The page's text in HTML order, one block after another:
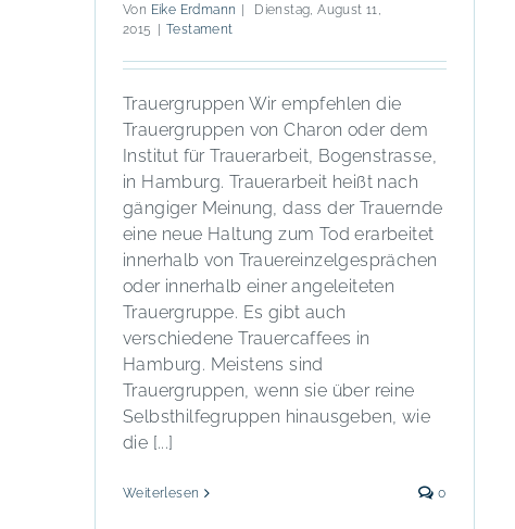
Von Eike Erdmann
Dienstag, August 11,
2015
Testament
Trauergruppen Wir empfehlen die
Trauergruppen von Charon oder dem
Institut für Trauerarbeit, Bogenstrasse,
in Hamburg. Trauerarbeit heißt nach
gängiger Meinung, dass der Trauernde
eine neue Haltung zum Tod erarbeitet
innerhalb von Trauereinzelgesprächen
oder innerhalb einer angeleiteten
Trauergruppe. Es gibt auch
verschiedene Trauercaffees in
Hamburg. Meistens sind
Trauergruppen, wenn sie über reine
Selbsthilfegruppen hinausgeben, wie
die [...]
Weiterlesen 0